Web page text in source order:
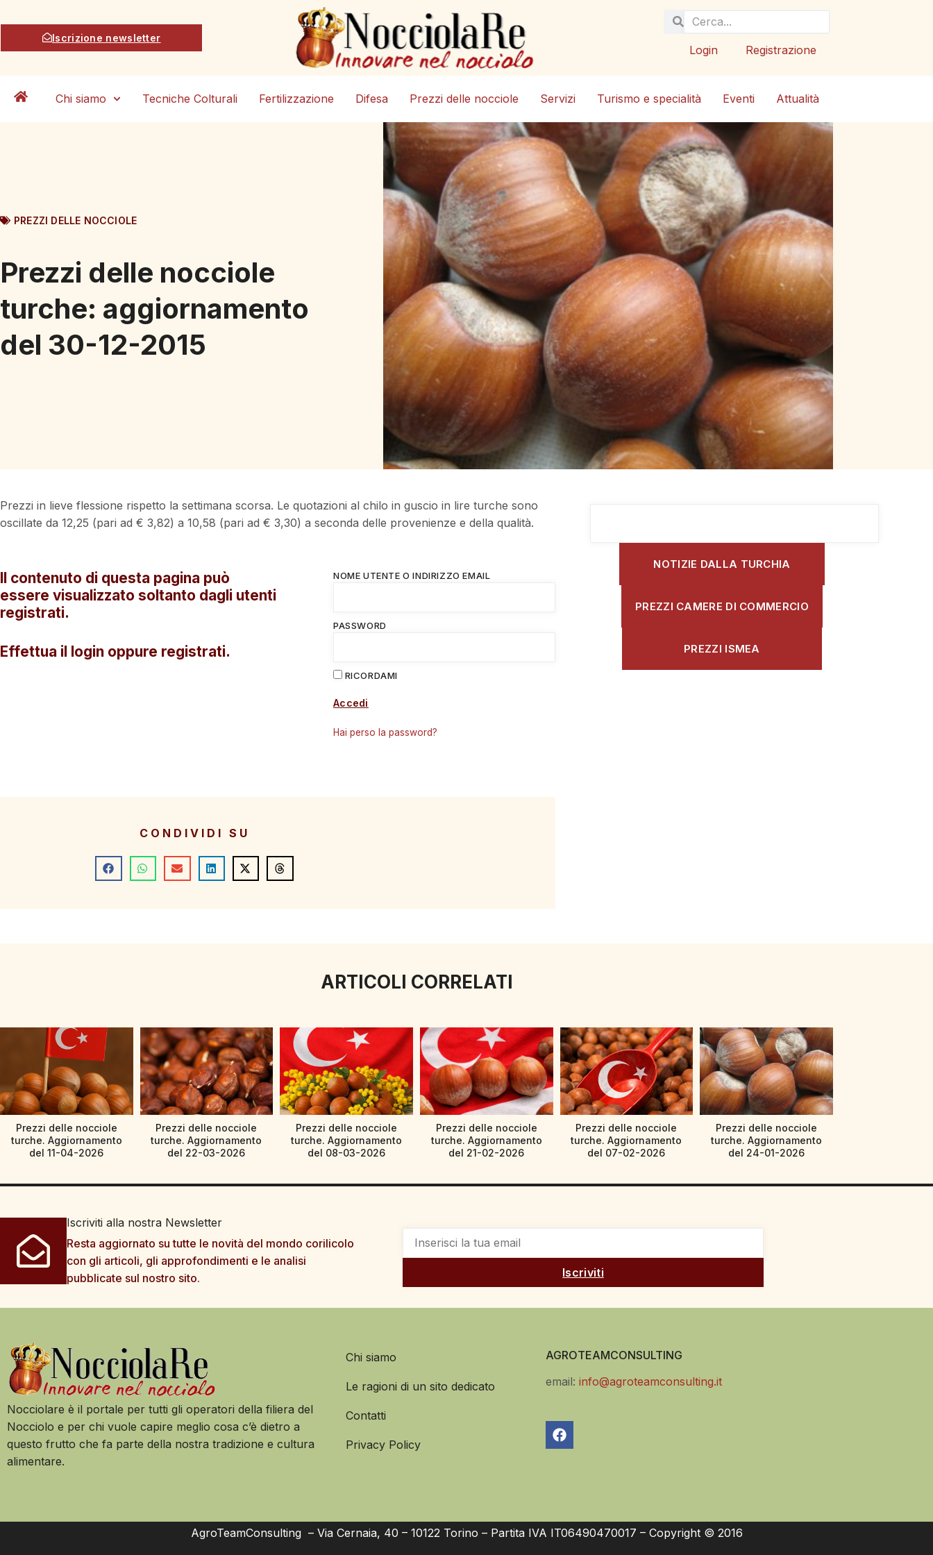
Iscrizione newsletter
Login Registrazione
Chi siamo Tecniche Colturali Fertilizzazione Difesa Prezzi delle nocciole Servizi Turismo e specialità Eventi Attualità
PREZZI DELLE NOCCIOLE
Prezzi delle nocciole
turche: aggiornamento
del 30-12-2015
Prezzi in lieve flessione rispetto la settimana scorsa. Le quotazioni al chilo in guscio in lire turche sono
oscillate da 12,25 (pari ad € 3,82) a 10,58 (pari ad € 3,30) a seconda delle provenienze e della qualità.
Il contenuto di questa pagina può
essere visualizzato soltanto dagli utenti
registrati.
Effettua il login oppure registrati.
NOME UTENTE O INDIRIZZO EMAIL
PASSWORD
RICORDAMI
Accedi
Hai perso la password?
CONDIVIDI SU
NOTIZIE DALLA TURCHIA
PREZZI CAMERE DI COMMERCIO
PREZZI ISMEA
ARTICOLI CORRELATI
Prezzi delle nocciole
turche. Aggiornamento
del 11-04-2026
Prezzi delle nocciole
turche. Aggiornamento
del 22-03-2026
Prezzi delle nocciole
turche. Aggiornamento
del 08-03-2026
Prezzi delle nocciole
turche. Aggiornamento
del 21-02-2026
Prezzi delle nocciole
turche. Aggiornamento
del 07-02-2026
Prezzi delle nocciole
turche. Aggiornamento
del 24-01-2026
Iscriviti alla nostra Newsletter
Resta aggiornato su tutte le novità del mondo corilicolo
con gli articoli, gli approfondimenti e le analisi
pubblicate sul nostro sito.
Iscriviti
Nocciolare è il portale per tutti gli operatori della filiera del
Nocciolo e per chi vuole capire meglio cosa c’è dietro a
questo frutto che fa parte della nostra tradizione e cultura
alimentare.
Chi siamo
Le ragioni di un sito dedicato
Contatti
Privacy Policy
AGROTEAMCONSULTING
email:info@agroteamconsulting.it
AgroTeamConsulting – Via Cernaia, 40 – 10122 Torino – Partita IVA IT06490470017 – Copyright © 2016